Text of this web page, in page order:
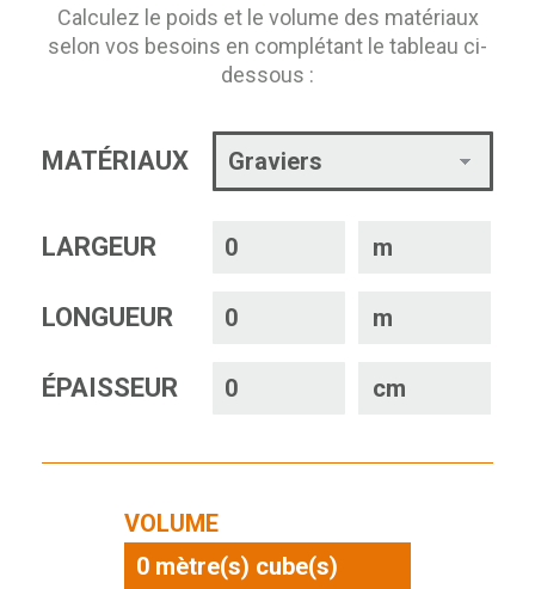
Calculez le poids et le volume des matériaux
selon vos besoins en complétant le tableau ci-
dessous :
MATÉRIAUX
LARGEUR m
LONGUEUR m
ÉPAISSEUR cm
VOLUME
0 mètre(s) cube(s)